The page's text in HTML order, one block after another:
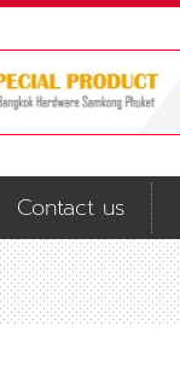
Contact us